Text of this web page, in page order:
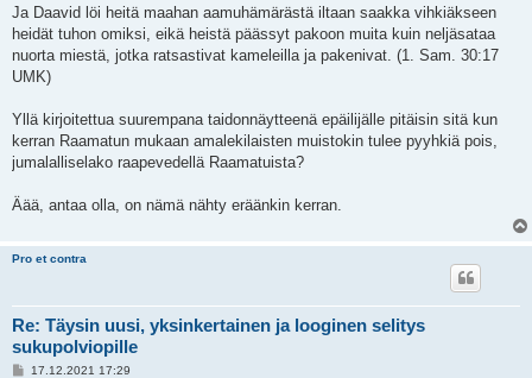
Ja Daavid löi heitä maahan aamuhämärästä iltaan saakka vihkiäkseen
heidät tuhon omiksi, eikä heistä päässyt pakoon muita kuin neljäsataa
nuorta miestä, jotka ratsastivat kameleilla ja pakenivat. (1. Sam. 30:17
UMK)
Yllä kirjoitettua suurempana taidonnäytteenä epäilijälle pitäisin sitä kun
kerran Raamatun mukaan amalekilaisten muistokin tulee pyyhkiä pois,
jumalalliselako raapevedellä Raamatuista?
Äää, antaa olla, on nämä nähty eräänkin kerran.
Pro et contra
Re: Täysin uusi, yksinkertainen ja looginen selitys
sukupolviopille
V17.12.2021 17:29